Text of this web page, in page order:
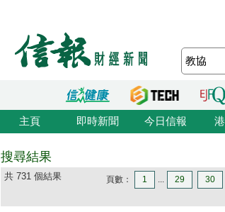
主頁 即時新聞 今日信報
搜尋結果
共 731 個結果 頁數： 1 ... 29 30